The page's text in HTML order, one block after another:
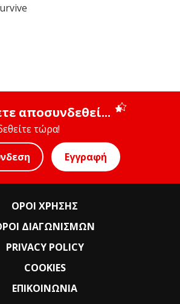
αποσυνδεθεί...
τώρα!
Εγγραφή
ΟΡΟΙ ΧΡΗΣΗΣ
ΔΙΑΓΩΝΙΣΜΩΝ
PRIVACY POLICY
COOKIES
ΕΠΙΚΟΙΝΩΝΙΑ